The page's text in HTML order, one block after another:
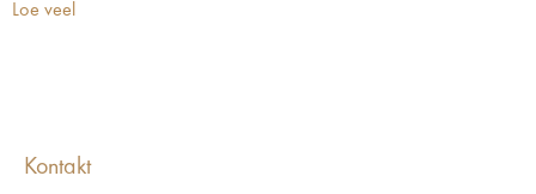
Loe veel
Kontakt